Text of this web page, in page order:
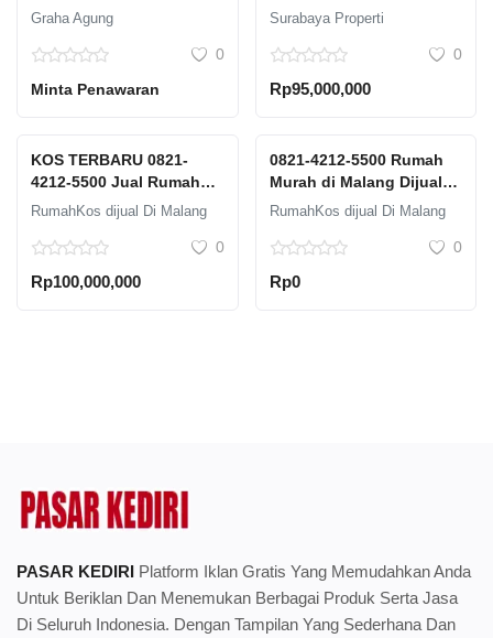
2 Menit Dari Taman
Berkualitas Tinggi
Graha Agung
0
Minta Penawaran
Dawuhan Situbondo
Surabaya Properti
0
Rp95,000,000
KOS TERBARU 0821-
4212-5500 Jual Rumah
Kost Malang 13 Kamar 3
HIghland Dekat Kampus
RumahKos dijual Di Malang
0
Rp100,000,000
0821-4212-5500 Rumah
Murah di Malang Dijual:
Solusi untuk Miliki
RumahKos dijual Di Malang
0
Rp0
PASAR KEDIRI Platform Iklan Gratis Yang Memudahkan Anda
Untuk Beriklan Dan Menemukan Berbagai Produk Serta Jasa
Di Seluruh Indonesia. Dengan Tampilan Yang Sederhana Dan